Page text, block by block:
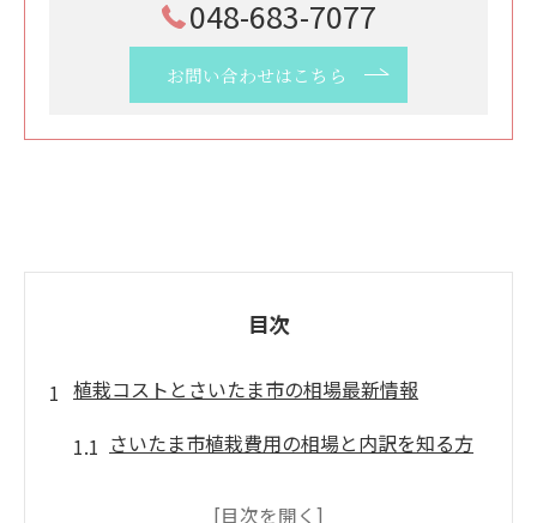
048-683-7077
お問い合わせはこちら
目次
植栽コストとさいたま市の相場最新情報
さいたま市植栽費用の相場と内訳を知る方